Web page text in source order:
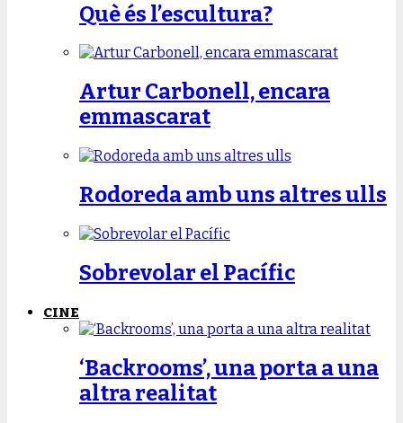
Què és l’escultura?
Artur Carbonell, encara
emmascarat
Rodoreda amb uns altres ulls
Sobrevolar el Pacífic
CINE
‘Backrooms’, una porta a una
altra realitat